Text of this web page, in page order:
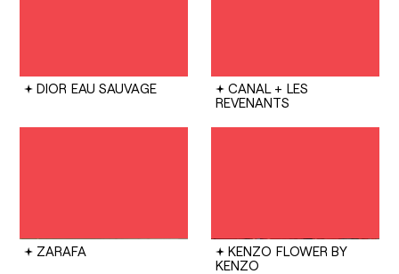
DIOR EAU SAUVAGE CANAL + LES
REVENANTS
ZARAFA KENZO FLOWER BY
KENZO